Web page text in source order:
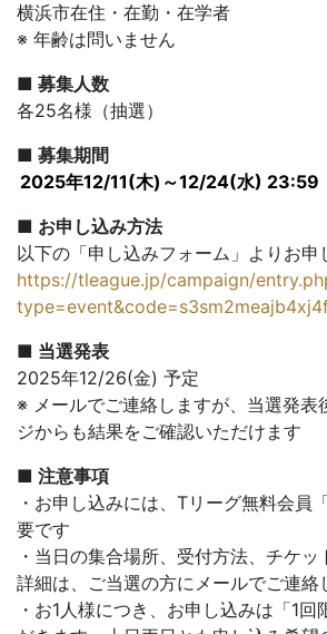
横浜市在住・在勤・在学者
※ 年齢は問いません
■ 募集人数
各25名様（抽選）
■ 募集期間
2025年12/11(木)～12/24(水) 23:59
■ お申し込み方法
以下の「申し込みフォーム」よりお申
https://tleague.jp/campaign/
■ 当選発表
2025年12/26(金) 予定
※ メールでご連絡しますが、当選発表
ジからも結果をご確認いただけます
■ 注意事項
・お申し込みには、Tリーグ無料会員
要です
・当日の集合場所、受付方法、チケ
詳細は、ご当選の方にメールでご連絡
・お1人様につき、お申し込みは「1回